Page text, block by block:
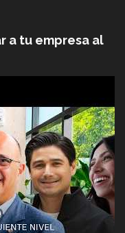
a tu empresa al